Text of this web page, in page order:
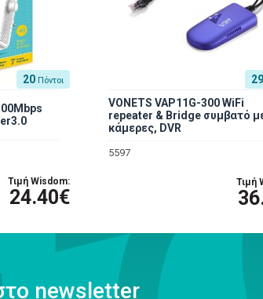
20 Πόντοι
Τιμή Wisdom:
24.40€
29
VONETS VAP11G-300 WiFi
repeater & Bridge συμβατό
κάμερες, DVR
5597
Τιμή
newsletter